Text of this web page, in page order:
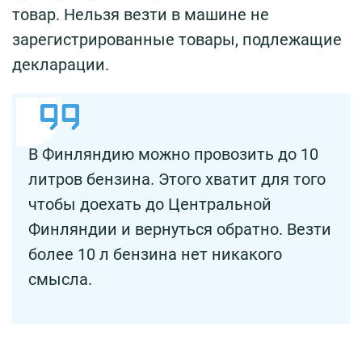
товар. Нельзя везти в машине не
зарегистрированные товары, подлежащие
декларации.
В Финляндию можно провозить до 10
литров бензина. Этого хватит для того
чтобы доехать до Центральной
Финляндии и вернуться обратно. Везти
более 10 л бензина нет никакого
смысла.